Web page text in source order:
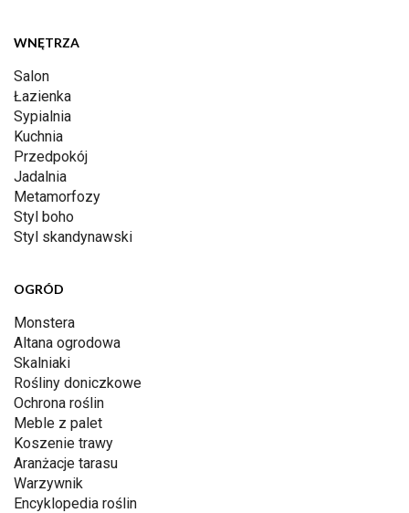
WNĘTRZA
Salon
Łazienka
Sypialnia
Kuchnia
Przedpokój
Jadalnia
Metamorfozy
Styl boho
Styl skandynawski
OGRÓD
Monstera
Altana ogrodowa
Skalniaki
Rośliny doniczkowe
Ochrona roślin
Meble z palet
Koszenie trawy
Aranżacje tarasu
Warzywnik
Encyklopedia roślin